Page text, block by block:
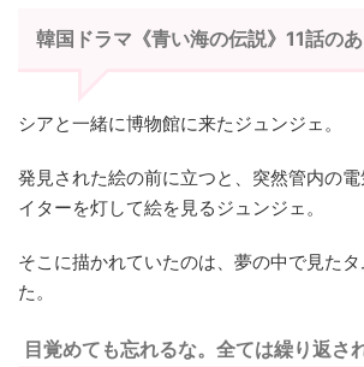
韓国ドラマ《青い海の伝説》11話の
シアと一緒に博物館に来たジュンジェ。
発見された絵の前に立つと、突然管内の
イターを灯して絵を見るジュンジェ。
そこに描かれていたのは、夢の中で見た
た。
目覚めても忘れるな。全ては繰り返さ